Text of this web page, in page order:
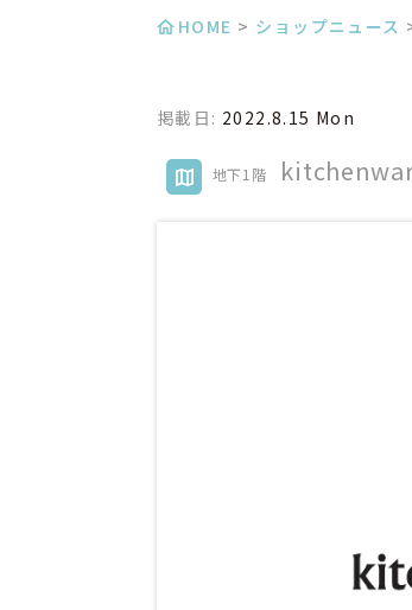
HOME > ショップニュース
掲載日: 2022.8.15 Mon
地下1階